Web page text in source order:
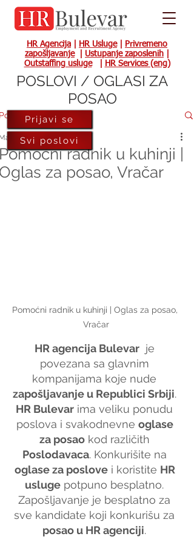
HR Agencija HR Usluge|
Privremeno
zapošljavanje| Ustupanje zaposlenih
Outstaffing usluge| HR Services (eng)
radnik u kuhinji |
za posao, Vračar
15, 2024
Pomoćni radnik u kuhinji | Oglas za posao,
Vračar
HR agencija Bulevar je
povezana sa glavnim
kompanijama koje nude
zapošljavanje u Republici Srbiji.
HR Bulevar ima veliku ponudu
poslova i svakodnevne oglase
za posao kod različith
Poslodavaca. Konkurišite na
oglase za poslove i koristite HR
usluge potpuno besplatno.
Zapošljavanje je besplatno za
sve kandidate koji konkurišu za
posao u HR agenciji.
Prijavi se
Svi poslovi
POSLOVI / OGLASI ZA
POSAO